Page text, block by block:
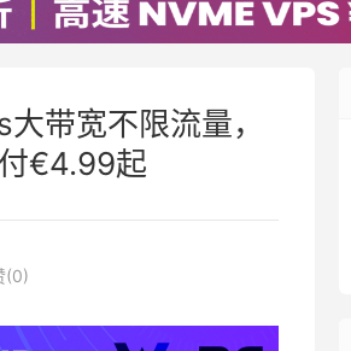
带宽不限流量，
€4.99起
(0)